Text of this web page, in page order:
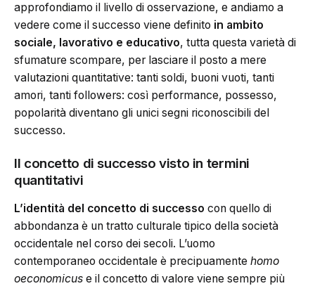
approfondiamo il livello di osservazione, e andiamo a
vedere come il successo viene definito in ambito
sociale, lavorativo e educativo, tutta questa varietà di
sfumature scompare, per lasciare il posto a mere
valutazioni quantitative: tanti soldi, buoni vuoti, tanti
amori, tanti followers: così performance, possesso,
popolarità diventano gli unici segni riconoscibili del
successo.
Il concetto di successo visto in termini
quantitativi
L’identità del concetto di successo con quello di
abbondanza è un tratto culturale tipico della società
occidentale nel corso dei secoli. L’uomo
contemporaneo occidentale è precipuamente homo
oeconomicus e il concetto di valore viene sempre più